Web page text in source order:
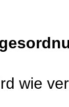
wie